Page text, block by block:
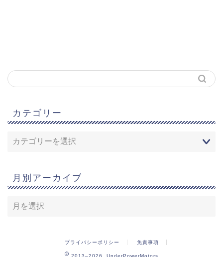
カテゴリー
月別アーカイブ
プライバシーポリシー 免責事項
2013–2026 UnderPowerMotors